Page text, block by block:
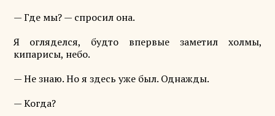
— Где мы? — спросил она.
Я огляделся, будто впервые заметил холмы,
кипарисы, небо.
— Не знаю. Но я здесь уже был. Однажды.
— Когда?